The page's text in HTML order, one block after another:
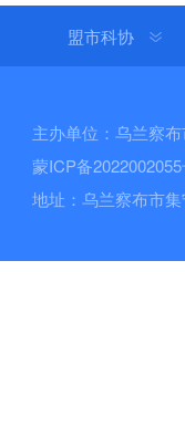
盟市科协
主办单位：乌兰察
蒙ICP备
地址：乌兰察布